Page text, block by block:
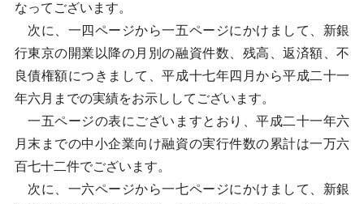
なってございます。
次に、一四ページから一五ページにかけまして、新銀
行東京の開業以降の月別の融資件数、残高、返済額、不
良債権額につきまして、平成十七年四月から平成二十一
年六月までの実績をお示ししてございます。
一五ページの表にございますとおり、平成二十一年六
月末までの中小企業向け融資の実行件数の累計は一万六
百七十二件でございます。
次に、一六ページから一七ページにかけまして、新銀